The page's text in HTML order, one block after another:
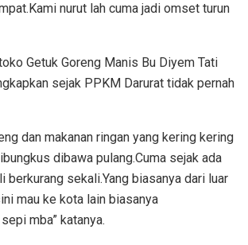
nurut lah cuma jadi omset turun
Getuk Goreng Manis Bu Diyem Tati
sejak PPKM Darurat tidak pernah
dan makanan ringan yang kering kering
dibawa pulang.Cuma sejak ada
berkurang sekali.Yang biasanya dari luar
mau ke kota lain biasanya
mba” katanya.